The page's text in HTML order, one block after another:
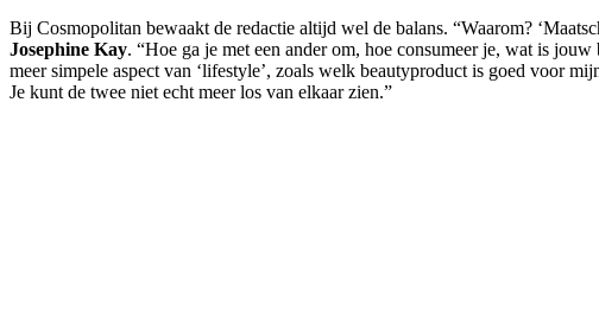
Bij Cosmopolitan bewaakt de redactie altijd wel de balans. “Waarom?
Josephine Kay. “Hoe ga je met een ander om, hoe consumeer je, wat is
meer simpele aspect van ‘lifestyle’, zoals welk beautyproduct is goed voor
Je kunt de twee niet echt meer los van elkaar zien.”